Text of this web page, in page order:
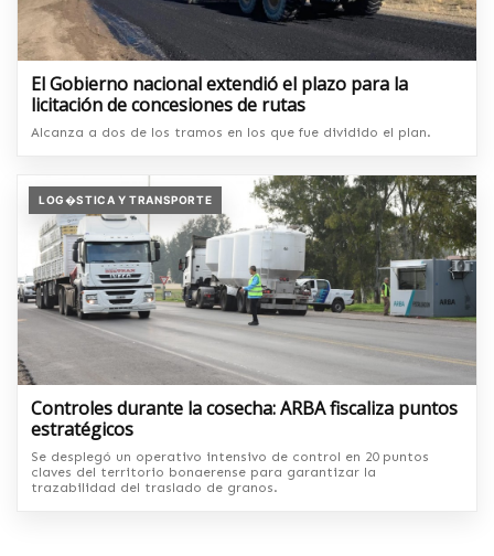
El Gobierno nacional extendió el plazo para la
licitación de concesiones de rutas
Alcanza a dos de los tramos en los que fue dividido el plan.
LOG�STICA Y TRANSPORTE
Controles durante la cosecha: ARBA fiscaliza puntos
estratégicos
Se desplegó un operativo intensivo de control en 20 puntos
claves del territorio bonaerense para garantizar la
trazabilidad del traslado de granos.